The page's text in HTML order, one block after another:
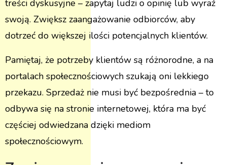
treści dyskusyjne – zapytaj ludzi o opinię lub wyraź
swoją. Zwiększ zaangażowanie odbiorców, aby
dotrzeć do większej ilości potencjalnych klientów.
Pamiętaj, że potrzeby klientów są różnorodne, a na
portalach społecznościowych szukają oni lekkiego
przekazu. Sprzedaż nie musi być bezpośrednia – to
odbywa się na stronie internetowej, która ma być
częściej odwiedzana dzięki mediom
społecznościowym.